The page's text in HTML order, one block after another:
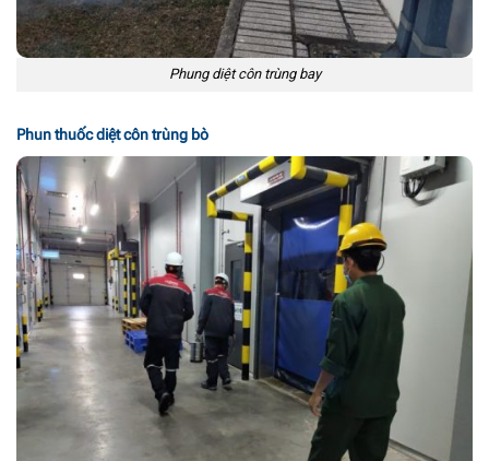
Phung diệt côn trùng bay
Phun thuốc diệt côn trùng bò